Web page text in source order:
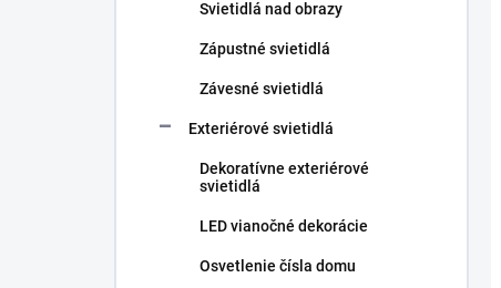
Svietidlá nad obrazy
Zápustné svietidlá
Závesné svietidlá
Exteriérové svietidlá
Dekoratívne exteriérové
svietidlá
LED vianočné dekorácie
Osvetlenie čísla domu